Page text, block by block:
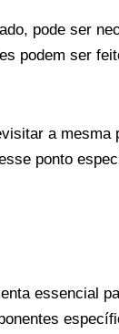
pode ser
podem ser
a mesma
ponto
essencial